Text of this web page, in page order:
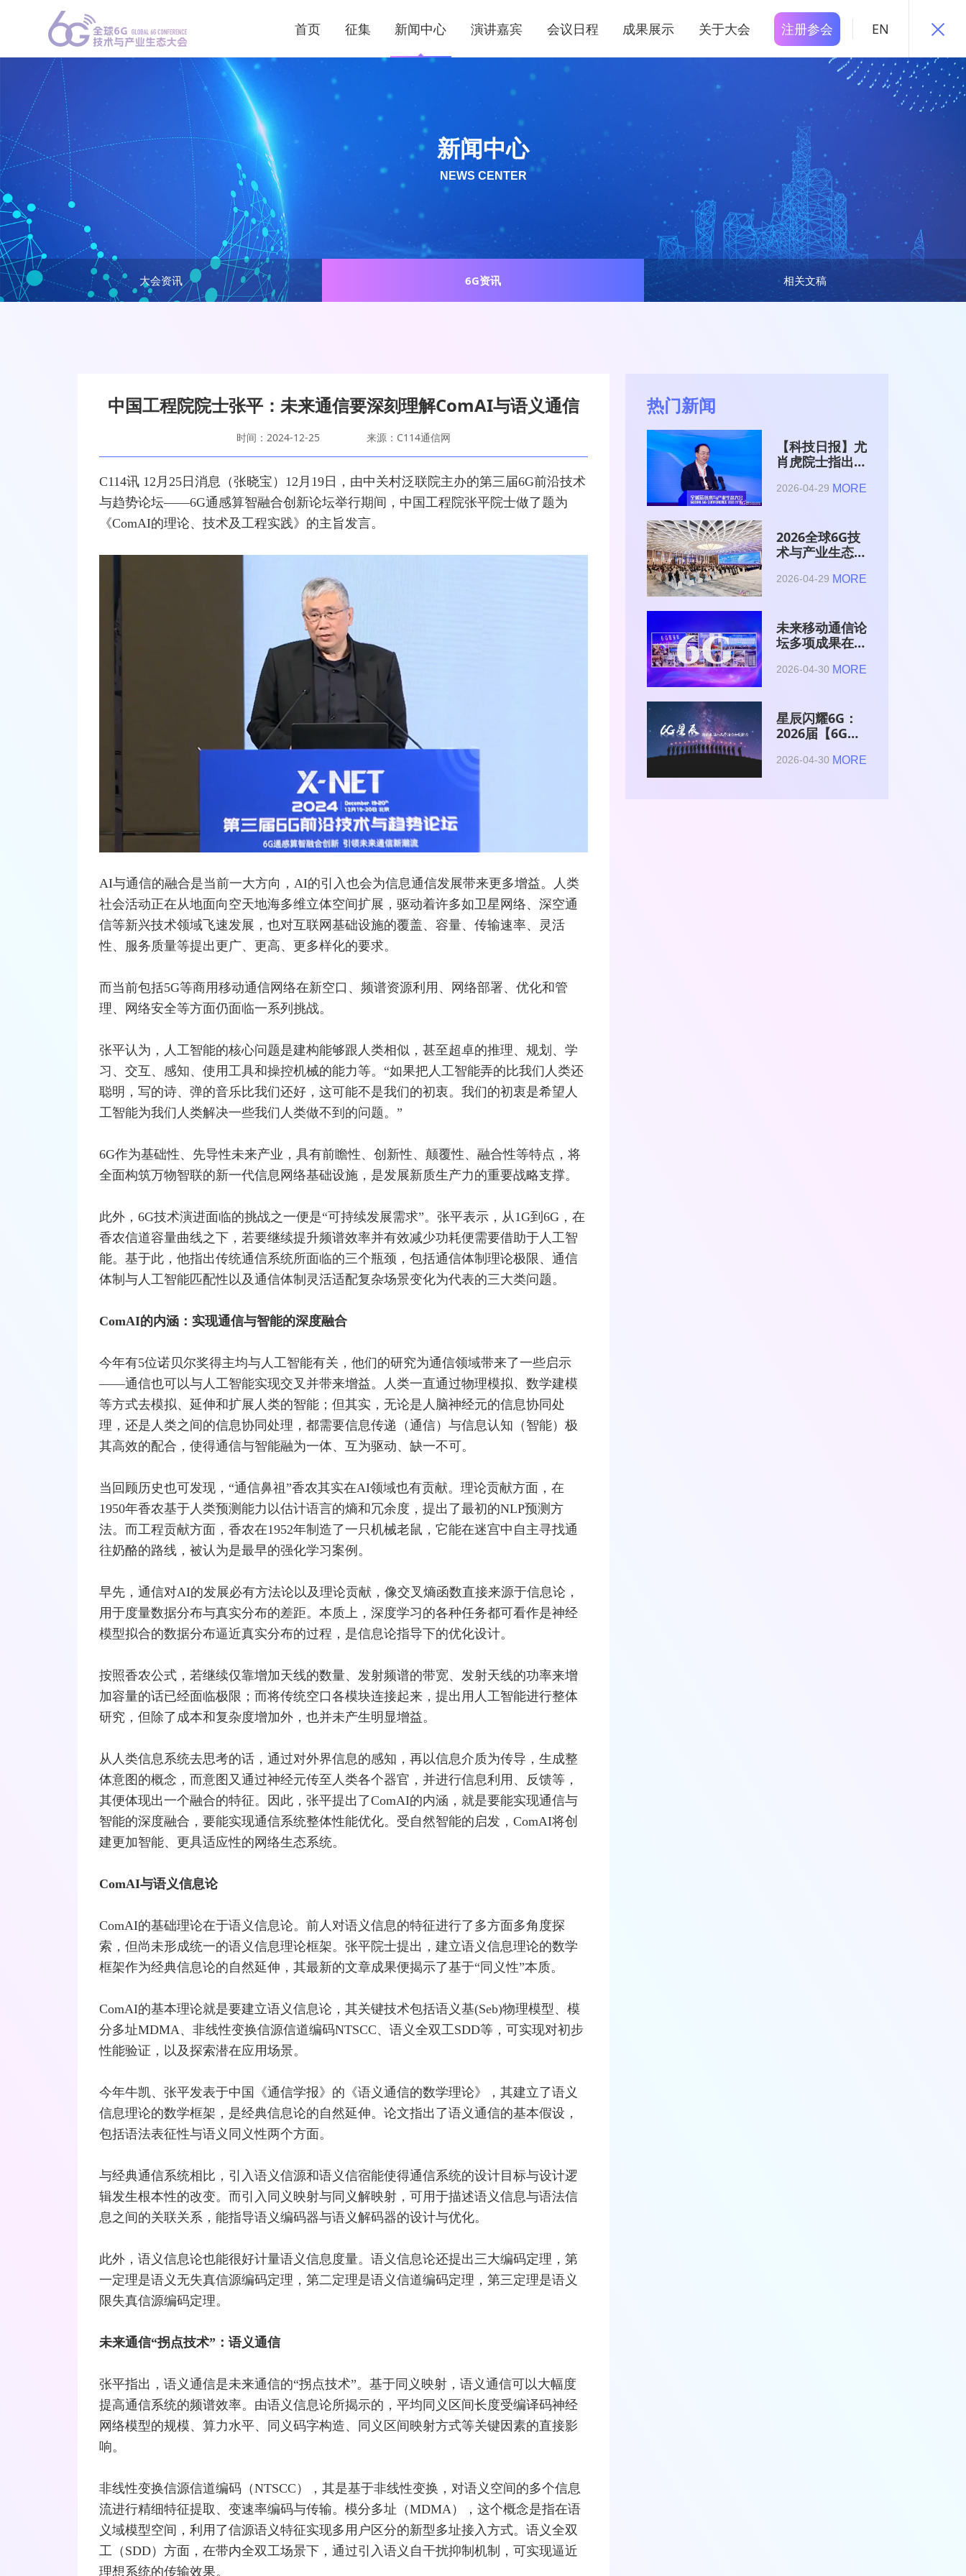
首页 征集 新闻中心 演讲嘉宾 会议日程 成果展示 关于大会 注册参会 EN
大会资讯 6G资讯 相关文稿
新闻中心
NEWS CENTER
中国工程院院士张平：未来通信要深刻理解ComAI与语义通信
时间：2024-12-25 来源：C114通信网
C114讯 12月25日消息（张晓宝）12月19日，由中关村泛联院主办的第三届6G前沿技术
与趋势论坛——6G通感算智融合创新论坛举行期间，中国工程院张平院士做了题为
《ComAI的理论、技术及工程实践》的主旨发言。
AI与通信的融合是当前一大方向，AI的引入也会为信息通信发展带来更多增益。人类
社会活动正在从地面向空天地海多维立体空间扩展，驱动着许多如卫星网络、深空通
信等新兴技术领域飞速发展，也对互联网基础设施的覆盖、容量、传输速率、灵活
性、服务质量等提出更广、更高、更多样化的要求。
而当前包括5G等商用移动通信网络在新空口、频谱资源利用、网络部署、优化和管
理、
网络安全等方面仍面临一系列挑战。
张平认为，人工智能的核心问题是建构能够跟人类相似，甚至超卓的推理、规划、学
习、交互、感知、使用工具和操控机械的能力等。“如果把人工智能弄的比我们人类还
聪明，写的诗、弹的音乐比我们还好，这可能不是我们的初衷。我们的初衷是希望人
工智能为我们人类解决一些我们人类做不到的问题。”
6G作为基础性、先导性未来产业，具有前瞻性、创新性、颠覆性、融合性等特点，将
全面构筑万物智联的新一代信息网络基础设施，是发展新质生产力的重要战略支撑。
此外，6G技术演进面临的挑战之一便是“可持续发展需求”。张平表示，从1G到6G，在
香农信道容量曲线之下，若要继续提升频谱效率并有效减少功耗便需要借助于人工智
能。基于此，他指出传统通信系统所面临的三个瓶颈，包括通信体制理论极限、通信
体制与人工智能匹配性以及通信体制灵活适配复杂场景变化为代表的三大类问题。
ComAI的内涵：实现通信与智能的深度融合
今年有5位诺贝尔奖得主均与人工智能有关，他们的研究为通信领域带来了一些启示
——通信也可以与人工智能实现交叉并带来增益。人类一直通过物理模拟、数学建模
等方式去模拟、延伸和扩展人类的智能；但其实，无论是人脑神经元的信息协同处
理，还是人类之间的信息协同处理，都需要信息传递（通信）与信息认知（智能）极
其高效的配合，使得通信与智能融为一体、互为驱动、缺一不可。
当回顾历史也可发现，“通信鼻祖”香农其实在AI领域也有贡献。理论贡献方面，在
1950年香农基于人类预测能力以估计语言的熵和冗余度，提出了最初的NLP预测方
法。而工程贡献方面，香农在1952年制造了一只机械老鼠，它能在迷宫中自主寻找通
往奶酪的路线，被认为是最早的强化学习案例。
早先，通信对AI的发展必有方法论以及理论贡献，像交叉熵函数直接来源于信息论，
用于度量数据分布与真实分布的差距。本质上，深度学习的各种任务都可看作是神经
模型拟合的数据分布逼近真实分布的过程，是信息论指导下的优化设计。
按照香农公式，若继续仅靠增加天线的数量、发射频谱的带宽、发射天线的功率来增
加容量的话已经面临极限；而将传统空口各模块连接起来，提出用人工智能进行整体
研究，但除了成本和复杂度增加外，也并未产生明显增益。
从人类信息系统去思考的话，通过对外界信息的感知，再以信息介质为传导，生成整
体意图的概念，而意图又通过神经元传至人类各个器官，并进行信息利用、反馈等，
其便体现出一个融合的特征。因此，张平提出了ComAI的内涵，就是要能实现通信与
智能的深度融合，要能实现通信系统整体性能优化。受自然智能的启发，ComAI将创
建更加智能、更具适应性的网络生态系统。
ComAI与语义信息论
ComAI的基础理论在于语义信息论。前人对语义信息的特征进行了多方面多角度探
索，但尚未形成统一的语义信息理论框架。张平院士提出，建立语义信息理论的数学
框架作为经典信息论的自然延伸，其最新的文章成果便揭示了基于“同义性”本质。
ComAI的基本理论就是要建立语义信息论，其关键技术包括语义基(Seb)物理模型、模
分多址MDMA、非线性变换信源信道编码NTSCC、语义全双工SDD等，可实现对初步
性能验证，以及探索潜在应用场景。
今年牛凯、张平发表于中国《通信学报》的《语义通信的数学理论》，其建立了语义
信息理论的数学框架，是经典信息论的自然延伸。论文指出了语义通信的基本假设，
包括语法表征性与语义同义性两个方面。
与经典通信系统相比，引入语义信源和语义信宿能使得通信系统的设计目标与设计逻
辑发生根本性的改变。而引入同义映射与同义解映射，可用于描述语义信息与语法信
息之间的关联关系，能指导语义编码器与语义解码器的设计与优化。
此外，语义信息论也能很好计量语义信息度量。语义信息论还提出三大编码定理，第
一定理是语义无失真信源编码定理，第二定理是语义信道编码定理，第三定理是语义
限失真信源编码定理。
未来通信“拐点技术”：语义通信
张平指出，语义通信是未来通信的“拐点技术”。基于同义映射，语义通信可以大幅度
提高通信系统的频谱效率。由语义信息论所揭示的，平均同义区间长度受编译码神经
网络模型的规模、算力水平、同义码字构造、同义区间映射方式等关键因素的直接影
响。
非线性变换信源信道编码（NTSCC），其是基于非线性变换，对语义空间的多个信息
流进行精细特征提取、变速率编码与传输。模分多址（MDMA），这个概念是指在语
义域模型空间，利用了信源语义特征实现多用户区分的新型多址接入方式。语义全双
工（SDD）方面，在带内全双工场景下，通过引入语义自干扰抑制机制，可实现逼近
理想系统的传输效果。
热门新闻
【科技日报】尤
肖虎院士指出
是赋能AI的发
2026-04-29 MORE
2026全球6G技
术与产业生态大
2026-04-29 MORE
未来移动通信论
坛多项成果在
术与产业生态大
2026-04-30 MORE
星辰闪耀6G：
2026届【6G星
与博士获颁证书
2026-04-30 MORE